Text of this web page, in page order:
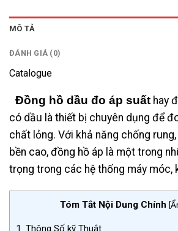
MÔ TẢ
ĐÁNH GIÁ (0)
Catalogue
Đồng hồ dầu đo áp suất hay
có dầu là thiết bị chuyên dụng để
chất lỏng. Với khả năng chống
bền cao, đồng hồ áp là một trong
trọng trong các hệ thống máy móc,
Tóm Tắt Nội Dung Chính [
1. Thông Số kỹ Thuật.